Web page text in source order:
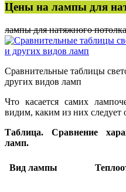
Цены на лампы для
лампы для натяжного потолка
Сравнительные таблицы
других видов ламп
Что касается самих
видим, каким из них следует
Таблица. Сравнение
ламп.
Вид лампы